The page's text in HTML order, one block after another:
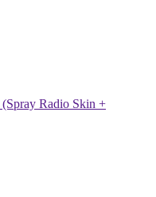
Radio Skin +